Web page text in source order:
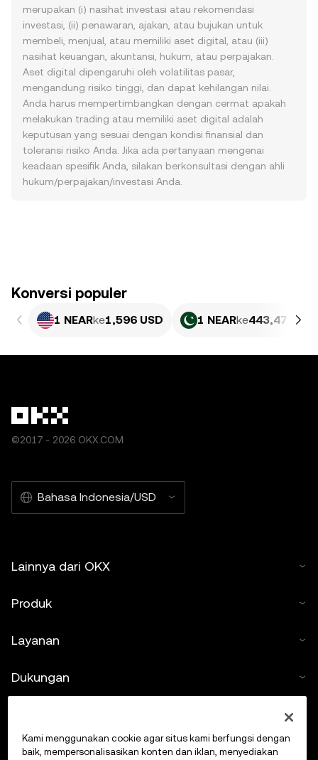
merupakan (i) nasihat investasi atau rekomendasi
investasi, (ii) penawaran, ajakan, atau bujukan untuk
membeli, menjual, atau memiliki aset digital, atau (iii)
nasihat keuangan, akuntansi, hukum, atau perpajakan.
Aset digital dipengaruhi oleh volatilitas pasar,
mengandung risiko tinggi, dan dapat kehilangan nilai.
Anda harus mempertimbangkan dengan cermat apakah
melakukan trading atau memiliki aset digital adalah
keputusan yang sesuai dengan kondisi finansial dan
toleransi risiko Anda. Jika ada pertanyaan mengenai
keadaan spesifik Anda, silakan berkonsultasi dengan ahli
hukum/perpajakan/investasi Anda.
Konversi populer
1 NEARke1,596 USD 1 NEARke443,47 PKR
©2017 - 2026 OKX.COM
Bahasa Indonesia/USD
Lainnya dari OKX
Produk
Layanan
Dukungan
Kalkulator kripto
Kami menggunakan cookie agar situs kami berfungsi dengan
baik, mempersonalisasikan konten dan iklan, menyediakan